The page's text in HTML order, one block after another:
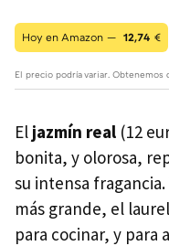
Hoy en Amazon — 12,74 €
El precio podría variar.
El jazmín real (12
bonita, y olorosa,
su intensa
más grande, el
para cocinar, y para